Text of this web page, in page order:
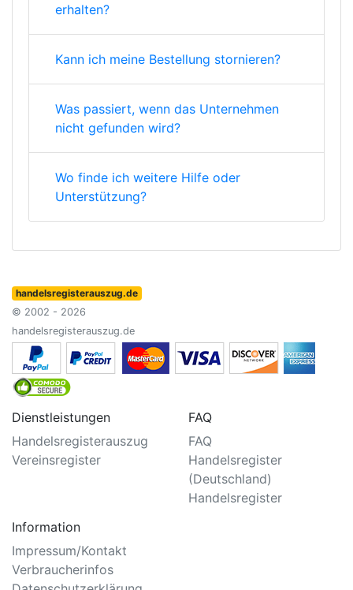
erhalten?
Kann ich meine Bestellung stornieren?
Was passiert, wenn das Unternehmen
nicht gefunden wird?
Wo finde ich weitere Hilfe oder
Unterstützung?
handelsregisterauszug.de
© 2002 - 2026
handelsregisterauszug.de
Dienstleistungen
Handelsregisterauszug
Vereinsregister
FAQ
FAQ
Handelsregister
(Deutschland)
Handelsregister
Information
Impressum/Kontakt
Verbraucherinfos